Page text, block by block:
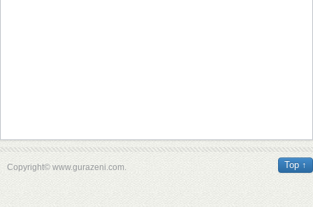
Copyright© www.gurazeni.com. Top ↑